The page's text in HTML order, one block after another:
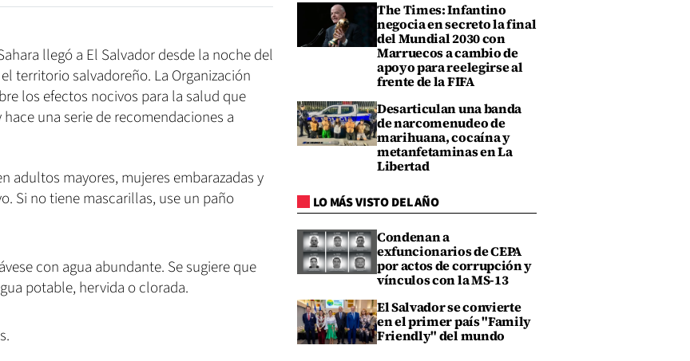
llegó a El Salvador desde la noche del
territorio salvadoreño. La Organización
los efectos nocivos para la salud que
una serie de recomendaciones a
adultos mayores, mujeres embarazadas y
Si no tiene mascarillas, use un paño
con agua abundante. Se sugiere que
potable, hervida o clorada.
The Times: Infantino
negocia en secreto la final
del Mundial 2030 con
Marruecos a cambio de
apoyo para reelegirse al
frente de la FIFA
Desarticulan una banda
de narcomenudeo de
marihuana, cocaína y
metanfetaminas en La
Libertad
LO MÁS VISTO DEL AÑO
Condenan a
exfuncionarios de CEPA
por actos de corrupción y
vínculos con la MS-13
El Salvador se convierte
en el primer país "Family
Friendly" del mundo